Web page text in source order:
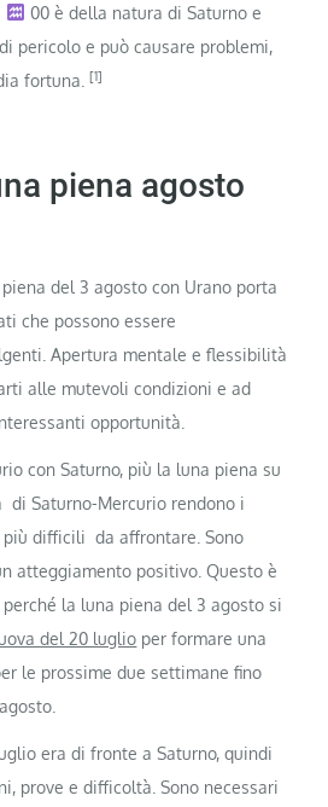
00 è della natura di Saturno e
pericolo e può causare problemi,
fortuna.[1]
piena agosto
del 3 agosto con Urano porta
che possono essere
Apertura mentale e flessibilità
alle mutevoli condizioni e ad
opportunità.
con Saturno, più la luna piena su
Saturno-Mercurio rendono i
difficili da affrontare. Sono
atteggiamento positivo. Questo è
la luna piena del 3 agosto si
del 20 luglio per formare una
le prossime due settimane fino
era di fronte a Saturno, quindi
prove e difficoltà. Sono necessari